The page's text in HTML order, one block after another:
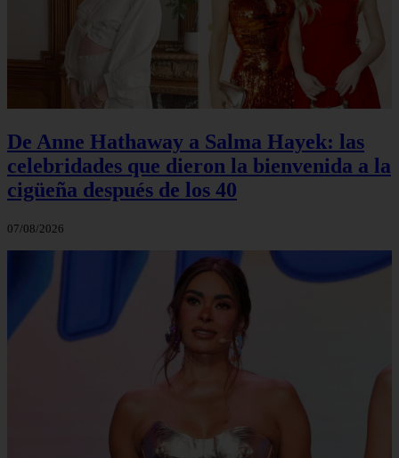
De Anne Hathaway a Salma Hayek: las
celebridades que dieron la bienvenida a la
cigüeña después de los 40
07/08/2026